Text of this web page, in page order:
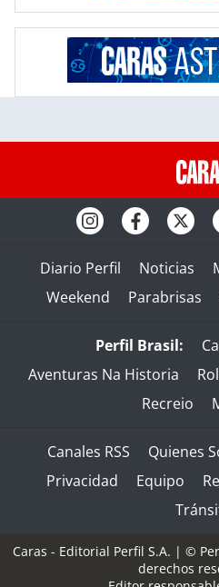
Diario Perfil Noticias
Weekend
Parabrisas
Perfil Brasil:
Aventuras Na Historia
Recreio
Canales RSS Quienes
Privacidad
Equipo
Caras - Editorial Perfil S.A. | ©
derechos